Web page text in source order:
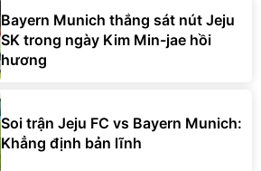
Bayern Munich thắng sát nút Jeju
SK trong ngày Kim Min-jae hồi
hương
Soi trận Jeju FC vs Bayern Munich:
Khẳng định bản lĩnh